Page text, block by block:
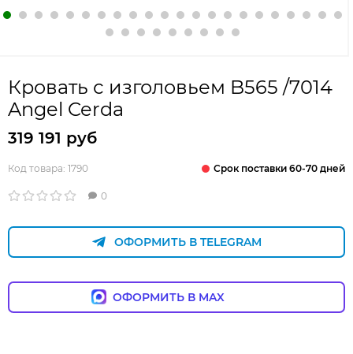
Кровать с изголовьем B565 /7014
Angel Cerda
319 191 руб
Код товара: 1790 Срок поставки 60-70 дней
0
ОФОРМИТЬ В TELEGRAM
ОФОРМИТЬ В MAX